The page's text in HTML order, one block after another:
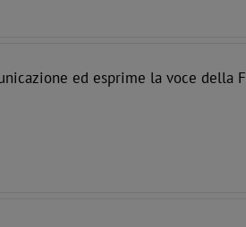
ed esprime la voce della